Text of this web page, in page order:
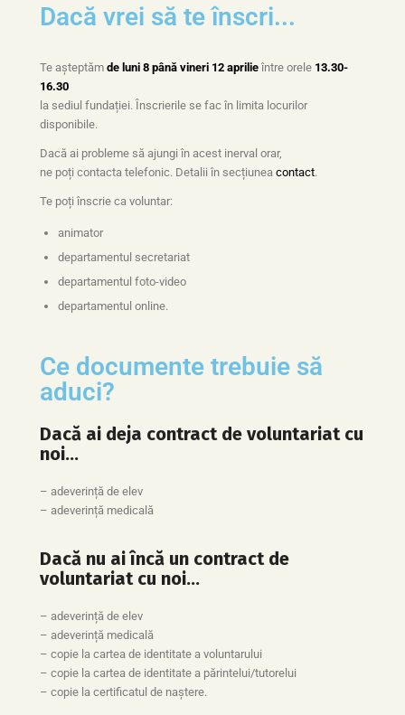
Dacă vrei să te înscri...
Te așteptămde luni 8 până vineri 12 aprilieîntre orele 13.30-
16.30
la sediul fundației. Înscrierile se fac în limita locurilor
disponibile.
Dacă ai probleme să ajungi în acest inerval orar,
ne poți contacta telefonic. Detalii în secțiunea contact.
Te poți înscrie ca voluntar:
animator
departamentul secretariat
departamentul foto-video
departamentul online.
Ce documente trebuie să
aduci?
Dacă ai deja contract de voluntariat cu
noi…
– adeverință de elev
– adeverință medicală
Dacă nu ai încă un contract de
voluntariat cu noi…
– adeverință de elev
– adeverință medicală
– copie la cartea de identitate a voluntarului
– copie la cartea de identitate a părintelui/tutorelui
– copie la certificatul de naștere.